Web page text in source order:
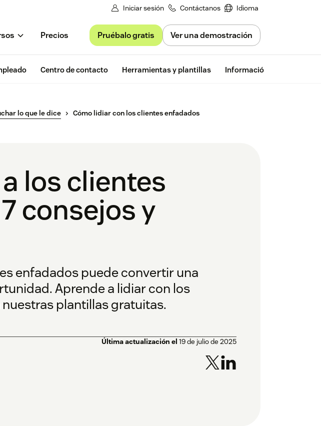
Iniciar sesión Contáctanos Idioma
Precios Pruébalo gratis Ver una demostración
Centro de contacto Herramientas y plantillas Información de Zendesk
lo que le dice Cómo lidiar con los clientes enfadados
los clientes
consejos y
enfadados puede convertir una
Aprende a lidiar con los
plantillas gratuitas.
Última actualización el 19 de julio de 2025